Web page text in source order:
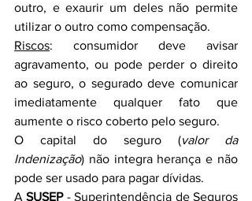
outro, e exaurir um deles não permite
utilizar o outro como compensação.
Riscos: consumidor deve avisar
agravamento, ou pode perder o direito
ao seguro, o segurado deve comunicar
imediatamente qualquer fato que
aumente o risco coberto pelo seguro.
O capital do seguro (valor da
Indenização) não integra herança e não
pode ser usado para pagar dívidas.
A SUSEP - Superintendência de Seguros